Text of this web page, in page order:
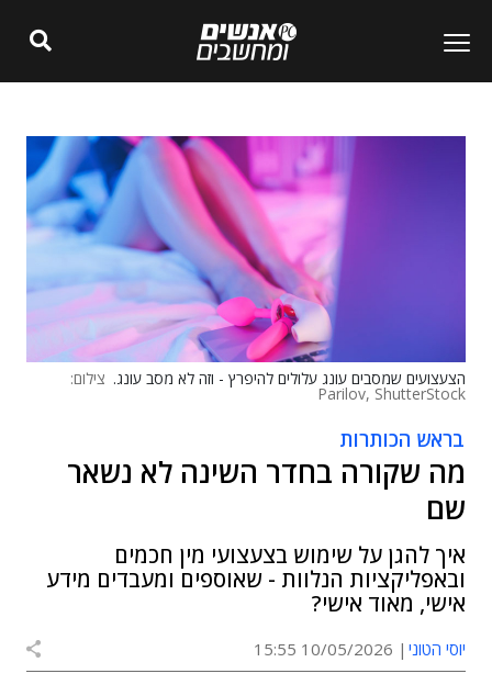
הצעצועים שמסבים עונג עלולים להיפרץ - וזה לא מסב עונג. צילום:
Parilov, ShutterStock
בראש הכותרות
מה שקורה בחדר השינה לא נשאר
שם
איך להגן על שימוש בצעצועי מין חכמים
ובאפליקציות הנלוות - שאוספים ומעבדים מידע
אישי, מאוד אישי?
יוסי הטוני 10/05/2026 15:55